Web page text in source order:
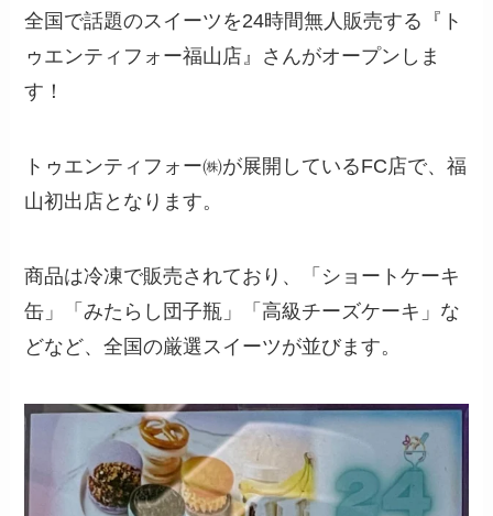
全国で話題のスイーツを24時間無人販売する『ト
ゥエンティフォー福山店』さんがオープンしま
す！
トゥエンティフォー㈱が展開しているFC店で、福
山初出店となります。
商品は冷凍で販売されており、「ショートケーキ
缶」「みたらし団子瓶」「高級チーズケーキ」な
どなど、全国の厳選スイーツが並びます。